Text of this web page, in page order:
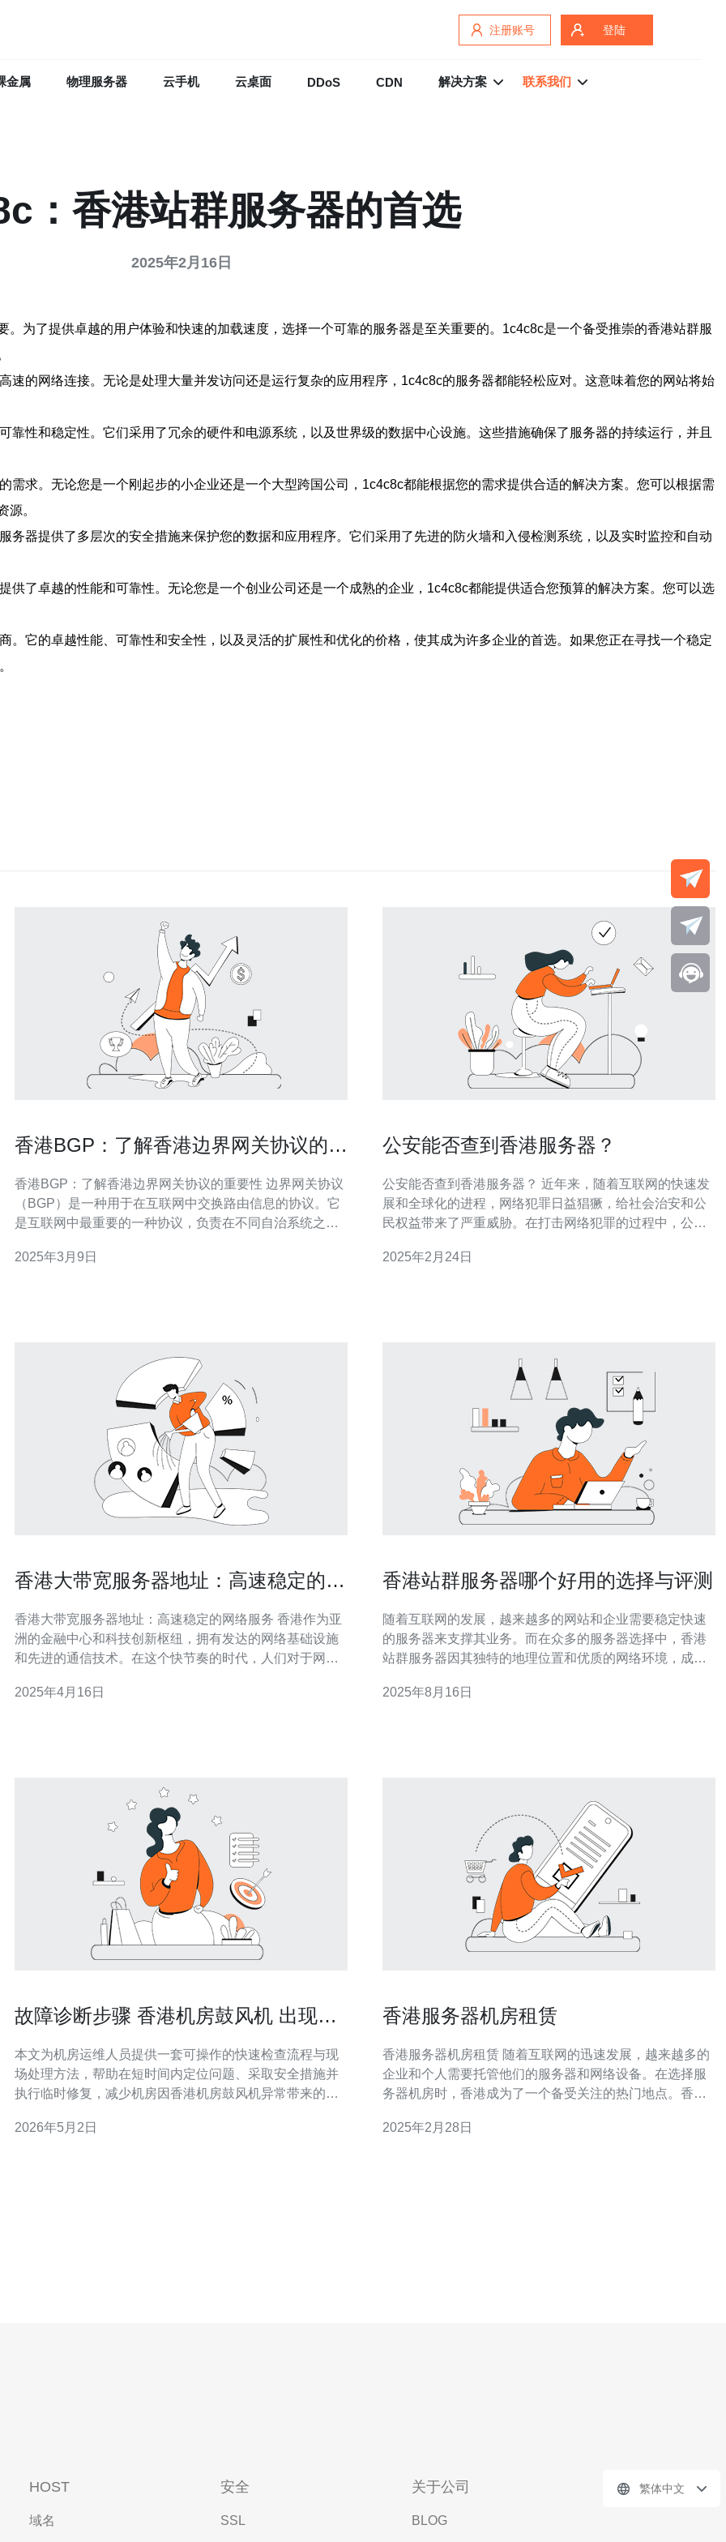
注册账号 登陆
金属 物理服务器 云手机 云桌面 DDoS CDN 解决方案 联系我们
：香港站群服务器的首选
2025年2月16日
为了提供卓越的用户体验和快速的加载速度，选择一个可靠的服务器是至关重要的。1c4c8c是一个备受推崇的香港站群服
速的网络连接。无论是处理大量并发访问还是运行复杂的应用程序，1c4c8c的服务器都能轻松应对。这意味着您的网站将始
靠性和稳定性。它们采用了冗余的硬件和电源系统，以及世界级的数据中心设施。这些措施确保了服务器的持续运行，并且
需求。无论您是一个刚起步的小企业还是一个大型跨国公司，1c4c8c都能根据您的需求提供合适的解决方案。您可以根据需
源。
务器提供了多层次的安全措施来保护您的数据和应用程序。它们采用了先进的防火墙和入侵检测系统，以及实时监控和自动
供了卓越的性能和可靠性。无论您是一个创业公司还是一个成熟的企业，1c4c8c都能提供适合您预算的解决方案。您可以选
。它的卓越性能、可靠性和安全性，以及灵活的扩展性和优化的价格，使其成为许多企业的首选。如果您正在寻找一个稳定
香港BGP：了解香港边界网关协议的重
香港BGP：了解香港边界网关协议的重要性 边界网关协议
（BGP）是一种用于在互联网中交换路由信息的协议。它
是互联网中最重要的一种协议，负责在不同自治系统之间
系统，它决定了数据包在互联网中的传输路径。 作为一个
2025年3月9日
公安能否查到香港服务器？
公安能否查到香港服务器？ 近年来，随着互联网的快速发
展和全球化的进程，网络犯罪日益猖獗，给社会治安和公
民权益带来了严重威胁。在打击网络犯罪的过程中，公安
查。然而，对于位于香港的服务器，公安能否查到成为了
2025年2月24日
香港大带宽服务器地址：高速稳定的网
香港大带宽服务器地址：高速稳定的网络服务 香港作为亚
洲的金融中心和科技创新枢纽，拥有发达的网络基础设施
和先进的通信技术。在这个快节奏的时代，人们对于网络
和电子商务等领域。而香港的大带宽服务器地址提供了高
2025年4月16日
香港站群服务器哪个好用的选择与评测
随着互联网的发展，越来越多的网站和企业需要稳定快速
的服务器来支撑其业务。而在众多的服务器选择中，香港
站群服务器因其独特的地理位置和优质的网络环境，成为
服务器的优势、推荐几款优质的服务器，并进行评测，帮
2025年8月16日
故障诊断步骤 香港机房鼓风机 出现异
本文为机房运维人员提供一套可操作的快速检查流程与现
场处理方法，帮助在短时间内定位问题、采取安全措施并
执行临时修复，减少机房因香港机房鼓风机异常带来的业
快速排查建议按优先级检查7项关键点：一、外观与安装
2026年5月2日
香港服务器机房租赁
香港服务器机房租赁 随着互联网的迅速发展，越来越多的
企业和个人需要托管他们的服务器和网络设备。在选择服
务器机房时，香港成为了一个备受关注的热门地点。香港
理位置、稳定的政治环境和先进的基础设施，使得香港成
2025年2月28日
HOST
域名
安全
SSL
关于公司
BLOG
繁体中文